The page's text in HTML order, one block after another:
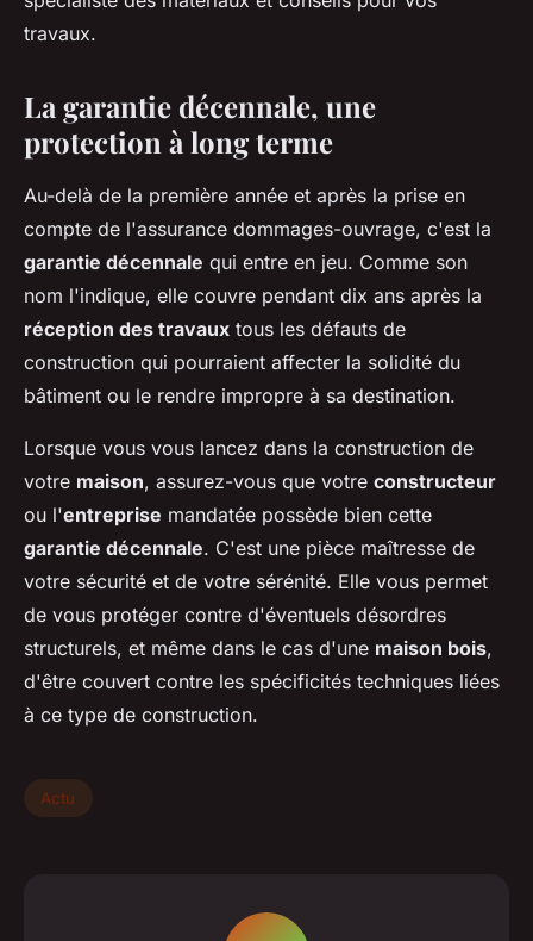
travaux.
La garantie décennale, une
protection à long terme
Au-delà de la première année et après la prise en
compte de l'assurance dommages-ouvrage, c'est la
garantie décennale qui entre en jeu. Comme son
nom l'indique, elle couvre pendant dix ans après la
réception des travaux tous les défauts de
construction qui pourraient affecter la solidité du
bâtiment ou le rendre impropre à sa destination.
Lorsque vous vous lancez dans la construction de
votre maison, assurez-vous que votre constructeur
ou l'entreprise mandatée possède bien cette
garantie décennale. C'est une pièce maîtresse de
votre sécurité et de votre sérénité. Elle vous permet
de vous protéger contre d'éventuels désordres
structurels, et même dans le cas d'une maison bois,
d'être couvert contre les spécificités techniques liées
à ce type de construction.
Actu